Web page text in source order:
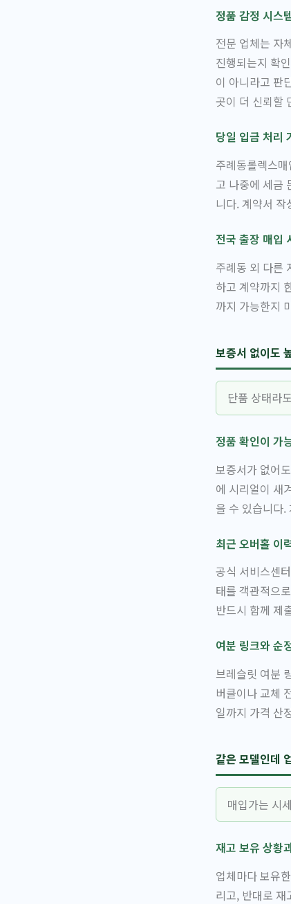
정품 감정 시스
전문 업체는 자
진행되는지 확
이 아니라고 판
곳이 더 신뢰할
당일 입금 처리
주례동롤렉스
고 나중에 세금
니다. 계약서
전국 출장 매입
주례동 외 다른
하고 계약까지
까지 가능한지
보증서 없이도
단품 상태라
정품 확인이 가
보증서가 없어
에 시리얼이 새
을 수 있습니다
최근 오버홀 이
공식 서비스센
태를 객관적으
반드시 함께 제
여분 링크와 순
브레슬릿 여분
버클이나 교체
일까지 가격 산
같은 모델인데
매입가는 시
재고 보유 상황
업체마다 보유
리고, 반대로